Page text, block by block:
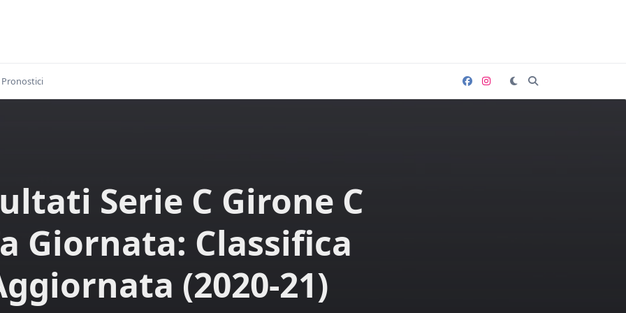
Pronostici
Serie C Girone C
Giornata: Classifica
(2020-21)